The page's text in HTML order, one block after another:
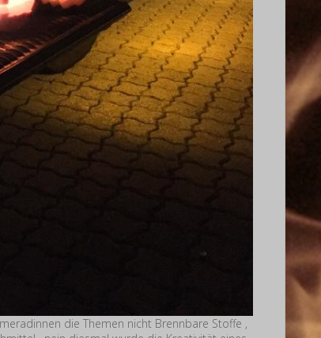
die Themen nicht Brennbare Stoffe ,